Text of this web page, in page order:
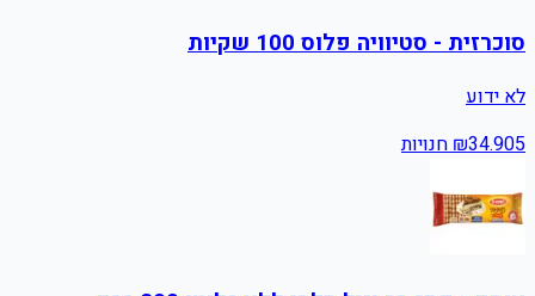
סוכרזית - סטיוויה פלוס 100 שקיות
לא ידוע
₪34.905 חנויות